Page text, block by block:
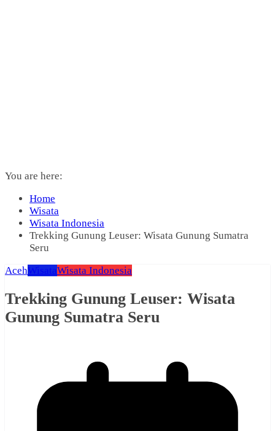
You are here:
Home
Wisata
Wisata Indonesia
Trekking Gunung Leuser: Wisata Gunung Sumatra
Seru
AcehWisataWisata Indonesia
Trekking Gunung Leuser: Wisata
Gunung Sumatra Seru